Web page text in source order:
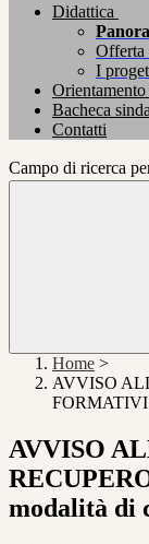
Didattica
Offerta
I
Orientamento
Bacheca
Contatti
Campo di ricerca
Home >
AVVISO
FORMATIVI
AVVISO
modalità di